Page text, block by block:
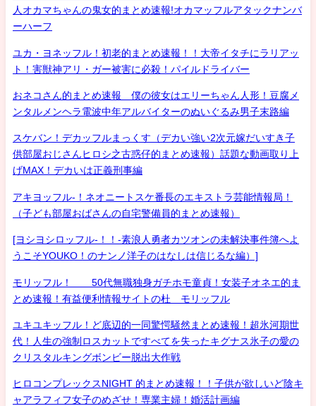
人オカマちゃんの鬼女的まとめ速報!オカマッフルアタックナンバ
ーハーフ
ユカ・ヨネッフル！初老的まとめ速報！！大帝イタチにラリアッ
ト！害獣神アリ・ガー被害に必殺！パイルドライバー
おネコさん的まとめ速報 僕の彼女はエリーちゃん人形！豆腐メ
ンタルメンヘラ電波中年アルバイターのぬいぐるみ男子末路編
スケバン！デカッフルまっくす（デカい強い2次元嫁だいすき子
供部屋おじさんヒロシ之古惑仔的まとめ速報）話題な動画取り上
げMAX！デカいは正義刑事編
アキヨッフル-！ネオニートスケ番長のエキストラ芸能情報局！
（子ども部屋おばさんの自宅警備員的まとめ速報）
[ヨシヨシロッフル-！！-素浪人勇者カツオンの未解決事件簿へよ
うこそYOUKO！のナンノ洋子のはなしは信じるな編）]
モリッフル！ 50代無職独身ガチホモ童貞！女装子オネエ的ま
とめ速報！有益便利情報サイトの杜 モリッフル
ユキユキッフル！ど底辺的一同驚愕騒然まとめ速報！超氷河期世
代！人生の強制ロスカットですべてを失ったキグナス氷子の愛の
クリスタルキングボンビー脱出大作戦
ヒロコンプレックスNIGHT 的まとめ速報！！子供が欲しいど陰キ
ャアラフィフ女子のめざせ！専業主婦！婚活計画編